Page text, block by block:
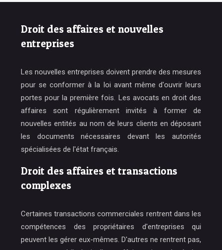
Droit des affaires et nouvelles
entreprises
Les nouvelles entreprises doivent prendre des mesures
pour se conformer à la loi avant même d'ouvrir leurs
portes pour la première fois. Les avocats en droit des
affaires sont régulièrement invités à former de
nouvelles entités au nom de leurs clients en déposant
les documents nécessaires devant les autorités
spécialisées de l'état français.
Droit des affaires et transactions
complexes
Certaines transactions commerciales rentrent dans les
compétences des propriétaires d'entreprises qui
peuvent les gérer eux-mêmes. D'autres ne rentrent pas,